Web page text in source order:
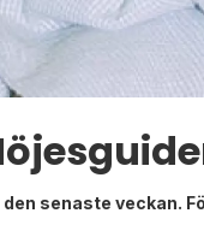
senaste veckan.